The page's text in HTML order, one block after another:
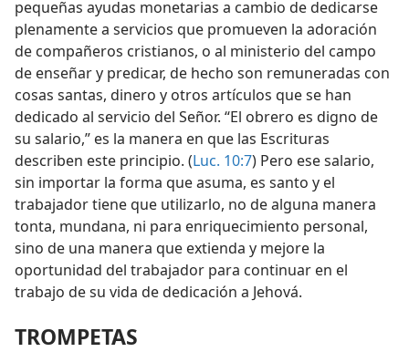
pequeñas ayudas monetarias a cambio de dedicarse
plenamente a servicios que promueven la adoración
de compañeros cristianos, o al ministerio del campo
de enseñar y predicar, de hecho son remuneradas con
cosas santas, dinero y otros artículos que se han
dedicado al servicio del Señor. “El obrero es digno de
su salario,” es la manera en que las Escrituras
describen este principio. (Luc. 10:7) Pero ese salario,
sin importar la forma que asuma, es santo y el
trabajador tiene que utilizarlo, no de alguna manera
tonta, mundana, ni para enriquecimiento personal,
sino de una manera que extienda y mejore la
oportunidad del trabajador para continuar en el
trabajo de su vida de dedicación a Jehová.
TROMPETAS